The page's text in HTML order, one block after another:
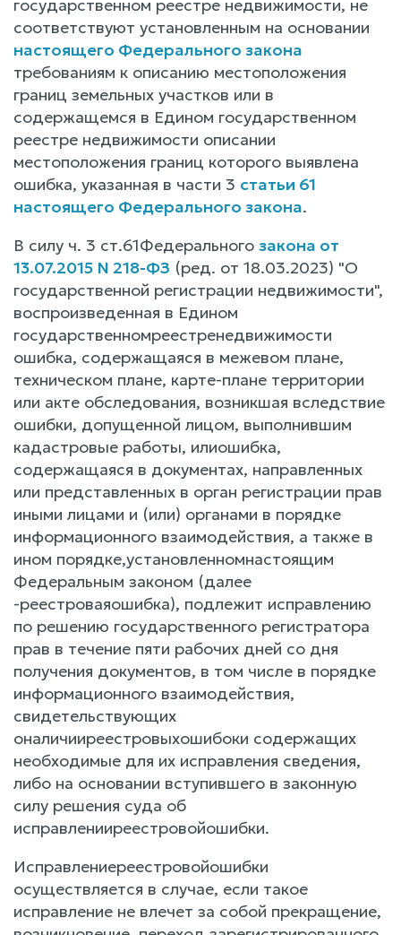
государственном реестре недвижимости, не
соответствуют установленным на основании
настоящего Федерального закона
требованиям к описанию местоположения
границ земельных участков или в
содержащемся в Едином государственном
реестре недвижимости описании
местоположения границ которого выявлена
ошибка, указанная в части 3 статьи 61
настоящего Федерального закона.
В силу ч. 3 ст.61Федерального закона от
13.07.2015 N 218-ФЗ (ред. от 18.03.2023) "О
государственной регистрации недвижимости",
воспроизведенная в Едином
государственномреестренедвижимости
ошибка, содержащаяся в межевом плане,
техническом плане, карте-плане территории
или акте обследования, возникшая вследствие
ошибки, допущенной лицом, выполнившим
кадастровые работы, илиошибка,
содержащаяся в документах, направленных
или представленных в орган регистрации прав
иными лицами и (или) органами в порядке
информационного взаимодействия, а также в
ином порядке,установленномнастоящим
Федеральным законом (далее
-реестроваяошибка), подлежит исправлению
по решению государственного регистратора
прав в течение пяти рабочих дней со дня
получения документов, в том числе в порядке
информационного взаимодействия,
свидетельствующих
оналичииреестровыхошибоки содержащих
необходимые для их исправления сведения,
либо на основании вступившего в законную
силу решения суда об
исправленииреестровойошибки.
Исправлениереестровойошибки
осуществляется в случае, если такое
исправление не влечет за собой прекращение,